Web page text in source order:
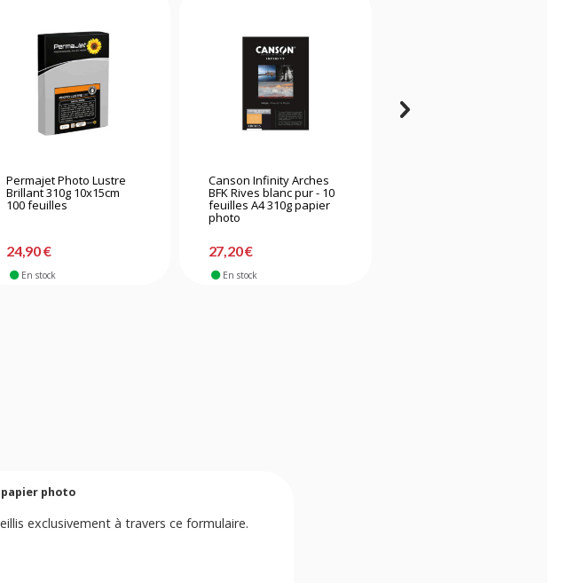
Permajet Photo Lustre
Brillant 310g 10x15cm
100 feuilles
24,90 €
En stock
Canson Infinity Arches
BFK Rives blanc pur - 10
feuilles A4 310g papier
photo
27,20 €
En stock
papier photo
exclusivement à travers ce formulaire.